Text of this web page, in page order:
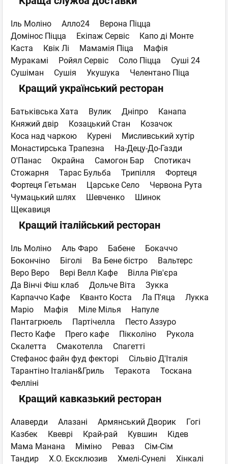
Іль Моліно Алло24
Верона Піцца
Домінос Піцца
Екiпаж Сервiс
Капо ді Монте
Каста
Квік Лі Мамамія Піца
Мафія
Муракамі
Ройял Сервіс Соло Піцца
Суші 24
Сушіман
Сушія Укушука Челентано Піца
Кращий український ресторан
Батьківська Хата Вулик Дніпро
Канапа
Княжий двір
Козацький Стан
Козачок
Коса над чаркою
Курені
Мисливський хутір
Монастирська Трапезна
На-Децу-До-Газди
О'Панас
Окрайна Самогон Бар
Спотикач
Стожарня
Тарас Бульба Трипілля
Фортеця
Фортеця Гетьман
Царське Село
Червона Рута
Чумацький шлях
Шевченко
Шинок
Щекавиця
Кращий італійський ресторан
Іль Моліно Аль Фаро Бабене
Бокаччо
Бокончіно
Біголі Ва Бене бістро
Вальтерс
Веро Веро
Вері Велл Кафе
Вілла Рів'єра
Да Вінчі Фіш клаб
Дольче Віта
Зукка
Карпаччо Кафе
Кванто Коста Ла П'яца
Лукка
Маріо
Мафія Міле Мілья
Напуле
Пантагрюель
Партічелла
Песто Аззуро
Песто Кафе
Прего кафе Пікколіно
Рукола
Скалетта
Смакотелла
Спагетті
Стефанос файн фуд фекторі
Сільвіо Д'Італія
Тарантіно Iталiан&Гриль
Теракота
Тоскана
Фелліні
Кращий кавказький ресторан
Алаверди Алазані Армянський Дворик
Гогі
Казбек
Квеврі Край-рай Кувшин
Кідев
Мама Манана
Міміно Реваз
Сім-Сім
Тандир
Х.О. Ексклюзив Хмелі-Сунелі
Хінкалі